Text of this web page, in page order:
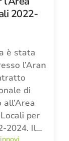
2022-
è stata
l’Aran
di
per
2024. Il…